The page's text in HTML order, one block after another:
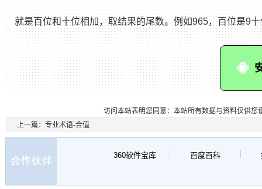
就是百位和十位相加，取结果的尾数。例如965，百位是9
访问本站表明您同意：本站所有数据与资料仅供
上一篇： 专业术语-合值
360软件宝库 百度百科